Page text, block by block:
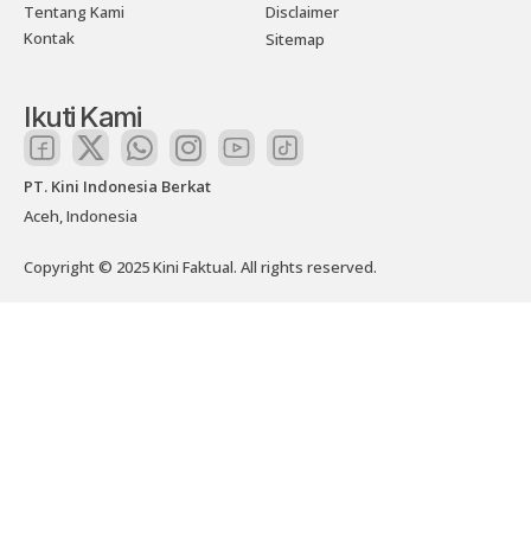
Tentang Kami
Disclaimer
Kontak
Sitemap
Ikuti Kami
PT. Kini Indonesia Berkat
Aceh, Indonesia
Copyright © 2025 Kini Faktual. All rights reserved.